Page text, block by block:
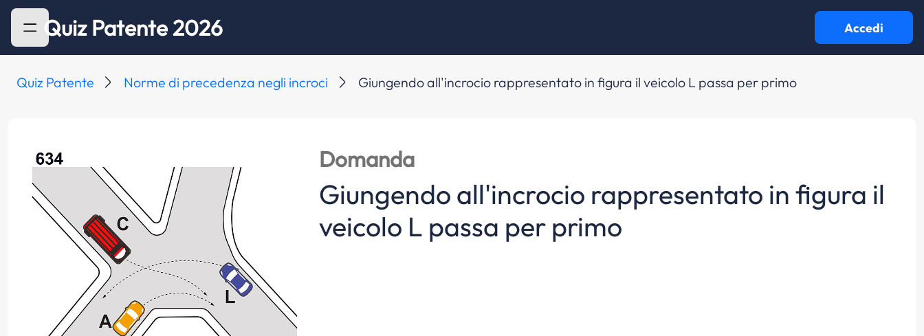
Quiz Patente 2026 Accedi
Quiz Patente Norme di precedenza negli incroci Giungendo all'incrocio rappresentato in figura il veicolo L passa per primo
Domanda
Giungendo all'incrocio rappresentato in figura il
veicolo L passa per primo